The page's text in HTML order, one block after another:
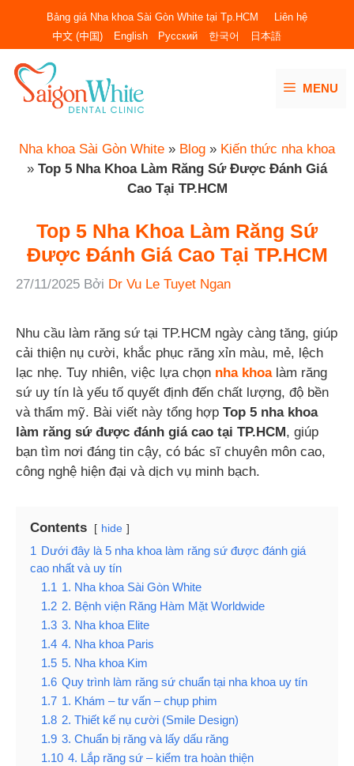
nội
dung
Bảng giá Nha khoa Sài Gòn White tại Tp.HCM
Liên hệ
中文 (中国)
English Русский 한국어 日本語
MENU
Nha khoa Sài Gòn White » Blog » Kiến thức nha khoa
» Top 5 Nha Khoa Làm Răng Sứ Được Đánh Giá
Cao Tại TP.HCM
Top 5 Nha Khoa Làm Răng Sứ
Được Đánh Giá Cao Tại TP.HCM
27/11/2025 Bởi Dr Vu Le Tuyet Ngan
Nhu cầu làm răng sứ tại TP.HCM ngày càng tăng, giúp
cải thiện nụ cười, khắc phục răng xỉn màu, mẻ, lệch
lạc nhẹ. Tuy nhiên, việc lựa chọn nha khoalàm răng
sứ uy tín là yếu tố quyết định đến chất lượng, độ bền
và thẩm mỹ. Bài viết này tổng hợp Top 5 nha khoa
làm răng sứ được đánh giá cao tại TP.HCM, giúp
bạn tìm nơi đáng tin cậy, có bác sĩ chuyên môn cao,
công nghệ hiện đại và dịch vụ minh bạch.
Contents hide
1 Dưới đây là 5 nha khoa làm răng sứ được đánh giá
cao nhất và uy tín
1.1 1. Nha khoa Sài Gòn White
1.2 2. Bệnh viện Răng Hàm Mặt Worldwide
1.3 3. Nha khoa Elite
1.4 4. Nha khoa Paris
1.5 5. Nha khoa Kim
1.6 Quy trình làm răng sứ chuẩn tại nha khoa uy tín
1.7 1. Khám – tư vấn – chụp phim
1.8 2. Thiết kế nụ cười (Smile Design)
1.9 3. Chuẩn bị răng và lấy dấu răng
1.10 4. Lắp răng sứ – kiểm tra hoàn thiện